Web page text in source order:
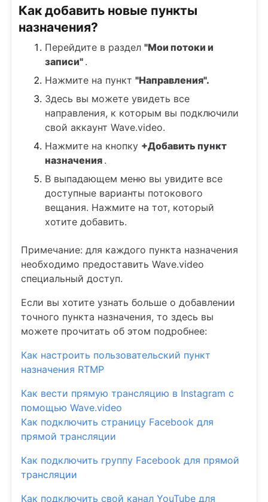
Как добавить новые пункты
назначения?
Перейдите в раздел "Мои потоки и
записи" .
Нажмите на пункт "Направления".
Здесь вы можете увидеть все
направления, к которым вы подключили
свой аккаунт Wave.video.
Нажмите на кнопку +Добавить пункт
назначения .
В выпадающем меню вы увидите все
доступные варианты потокового
вещания. Нажмите на тот, который
хотите добавить.
Примечание: для каждого пункта назначения
необходимо предоставить Wave.video
специальный доступ.
Если вы хотите узнать больше о добавлении
точного пункта назначения, то здесь вы
можете прочитать об этом подробнее:
Как настроить пользовательский пункт
назначения RTMP
Как вести прямую трансляцию в Instagram с
помощью Wave.video
Как подключить страницу Facebook для
прямой трансляции
Как подключить группу Facebook для прямой
трансляции
Как подключить свой канал YouTube для